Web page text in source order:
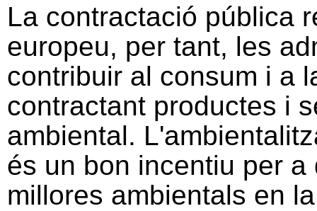
La contractació pública
europeu, per tant, les
contribuir al consum i a
contractant productes i
ambiental.
és un bon incentiu per
millores ambientals en